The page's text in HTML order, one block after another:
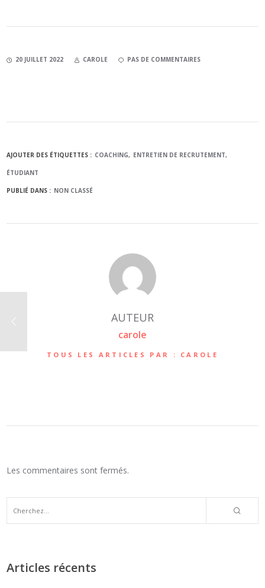
20 JUILLET 2022 CAROLE PAS DE COMMENTAIRES
AJOUTER DES ÉTIQUETTES : COACHING ENTRETIEN DE RECRUTEMENT
ÉTUDIANT
PUBLIÉ DANS : NON CLASSÉ
AUTEUR
carole
TOUS LES ARTICLES PAR : CAROLE
Les commentaires sont fermés.
Articles récents